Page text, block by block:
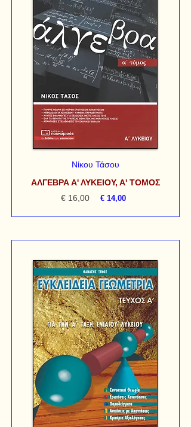
Νίκου Τάσου
ΑΛΓΕΒΡΑ Α' ΛΥΚΕΙΟΥ, Α' ΤΟΜΟΣ
€ 16,00
€ 14,00